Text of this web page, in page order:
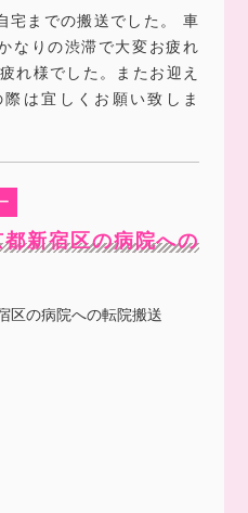
宅までの搬送でした。 車
なりの渋滞で大変お疲れ
れ様でした。またお迎え
は宜しくお願い致しま
新宿区の病院への